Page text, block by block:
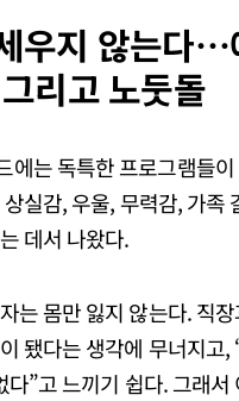
우지 않는다…
리고 노둣돌
에는 독특한 프로그램들
실감, 우울, 무력감, 가족
데서 나왔다.
는 몸만 잃지 않는다. 직
됐다는 생각에 무너지고,
다”고 느끼기 쉽다. 그래